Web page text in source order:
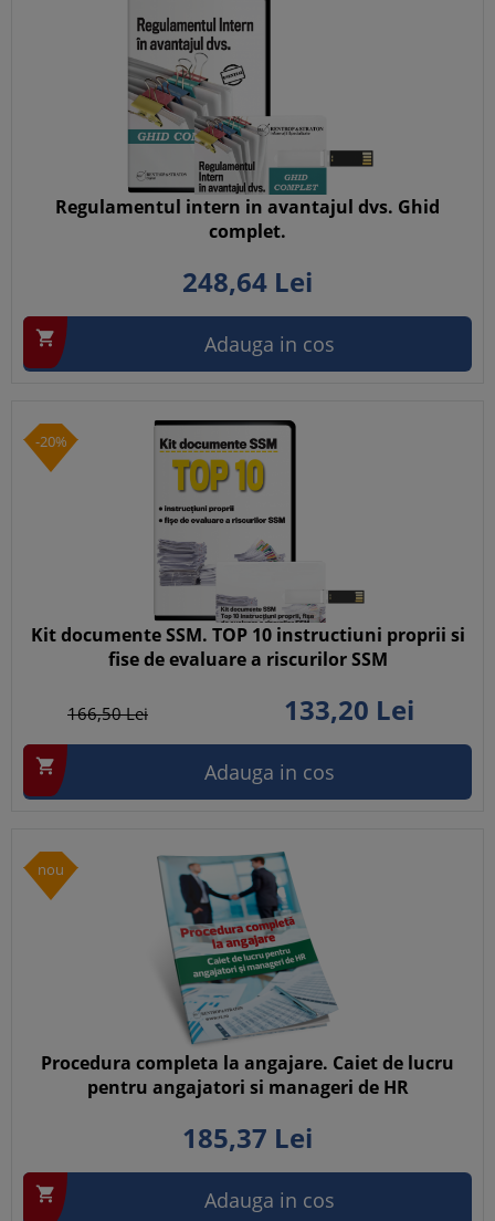
Regulamentul intern in avantajul dvs. Ghid
complet.
248,64 Lei
 Adauga in cos
-20%
Kit documente SSM. TOP 10 instructiuni proprii si
fise de evaluare a riscurilor SSM
166,50Lei 133,20 Lei
 Adauga in cos
nou
Procedura completa la angajare. Caiet de lucru
pentru angajatori si manageri de HR
185,37 Lei
 Adauga in cos